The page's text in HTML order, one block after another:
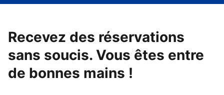
Recevez des réservations
sans soucis. Vous êtes entre
de bonnes mains !